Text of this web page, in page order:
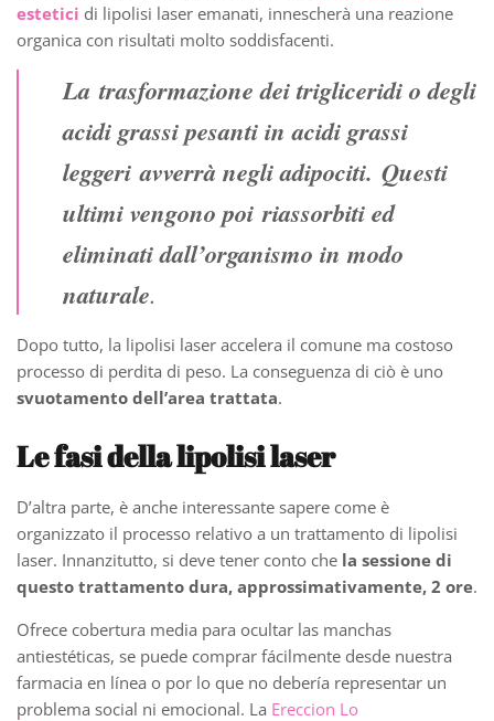
estetici di lipolisi laser emanati, innescherà una reazione
organica con risultati molto soddisfacenti.
La trasformazione dei trigliceridi o degli
acidi grassi pesanti in acidi grassi
leggeri avverrà negli adipociti. Questi
ultimi vengono poi riassorbiti ed
eliminati dall’organismo in modo
naturale.
Dopo tutto, la lipolisi laser accelera il comune ma costoso
processo di perdita di peso. La conseguenza di ciò è uno
svuotamento dell’area trattata.
Le fasi della lipolisi laser
D’altra parte, è anche interessante sapere come è
organizzato il processo relativo a un trattamento di lipolisi
laser. Innanzitutto, si deve tener conto che la sessione di
questo trattamento dura, approssimativamente, 2 ore.
Ofrece cobertura media para ocultar las manchas
antiestéticas, se puede comprar fácilmente desde nuestra
farmacia en línea o por lo que no debería representar un
problema social ni emocional. La Ereccion Lo